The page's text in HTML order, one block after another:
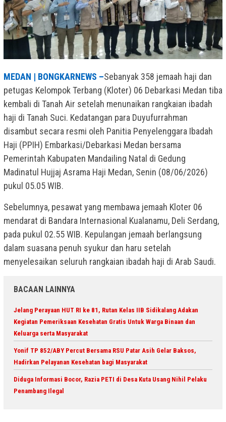
MEDAN | BONGKARNEWS –Sebanyak 358 jemaah haji dan
petugas Kelompok Terbang (Kloter) 06 Debarkasi Medan tiba
kembali di Tanah Air setelah menunaikan rangkaian ibadah
haji di Tanah Suci. Kedatangan para Duyufurrahman
disambut secara resmi oleh Panitia Penyelenggara Ibadah
Haji (PPIH) Embarkasi/Debarkasi Medan bersama
Pemerintah Kabupaten Mandailing Natal di Gedung
Madinatul Hujjaj Asrama Haji Medan, Senin (08/06/2026)
pukul 05.05 WIB.
Sebelumnya, pesawat yang membawa jemaah Kloter 06
mendarat di Bandara Internasional Kualanamu, Deli Serdang,
pada pukul 02.55 WIB. Kepulangan jemaah berlangsung
dalam suasana penuh syukur dan haru setelah
menyelesaikan seluruh rangkaian ibadah haji di Arab Saudi.
BACAAN LAINNYA
Jelang Perayaan HUT RI ke 81, Rutan Kelas IIB Sidikalang Adakan
Kegiatan Pemeriksaan Kesehatan Gratis Untuk Warga Binaan dan
Keluarga serta Masyarakat
Yonif TP 852/ABY Percut Bersama RSU Patar Asih Gelar Baksos,
Hadirkan Pelayanan Kesehatan bagi Masyarakat
Diduga Informasi Bocor, Razia PETI di Desa Kuta Usang Nihil Pelaku
Penambang Ilegal